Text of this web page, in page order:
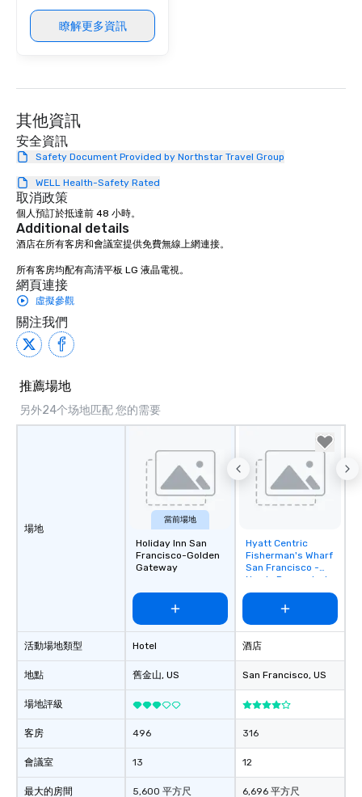
瞭解更多資訊
其他資訊
安全資訊
Safety Document Provided by Northstar Travel Group
WELL Health-Safety Rated
取消政策
個人預訂於抵達前 48 小時。
Additional details
酒店在所有客房和會議室提供免費無線上網連接。
所有客房均配有高清平板 LG 液晶電視。
網頁連接
虛擬參觀
關注我們
推薦場地
另外24个场地匹配 您的需要
場地
活動場地類型
地點
場地評級
客房
會議室
最大的房間
當前場地
Holiday Inn San
Francisco-Golden
Gateway
Hotel
舊金山, US
496
13
5,600 平方尺
Removed from
favorites
Hyatt Centric
Fisherman's Wharf
San Francisco -
Newly Renovated
酒店
San Francisco, US
316
12
6,696 平方尺